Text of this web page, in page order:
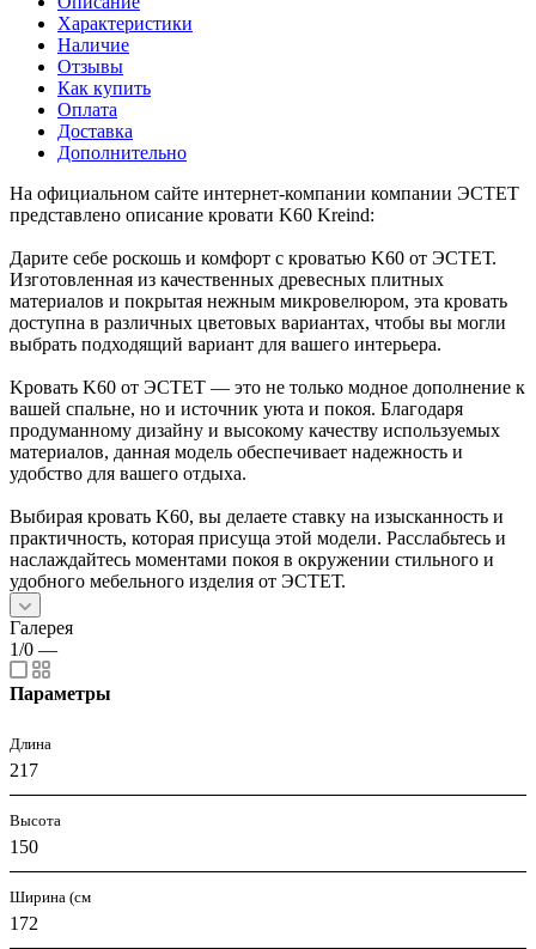
Характеристики
Наличие
Отзывы
Как купить
Оплата
Доставка
Дополнительно
На официальном сайте интернет-компании компании ЭСТЕТ
представлено описание кровати K60 Kreind:
Дарите себе роскошь и комфорт с кроватью K60 от ЭСТЕТ.
Изготовленная из качественных древесных плитных
материалов и покрытая нежным микровелюром, эта кровать
доступна в различных цветовых вариантах, чтобы вы могли
выбрать подходящий вариант для вашего интерьера.
Kровать K60 от ЭСТЕТ — это не только модное дополнение к
вашей спальне, но и источник уюта и покоя. Благодаря
продуманному дизайну и высокому качеству используемых
материалов, данная модель обеспечивает надежность и
удобство для вашего отдыха.
Выбирая кровать K60, вы делаете ставку на изысканность и
практичность, которая присуща этой модели. Расслабьтесь и
наслаждайтесь моментами покоя в окружении стильного и
удобного мебельного изделия от ЭСТЕТ.
Галерея
1/0 —
Параметры
Длина
217
Высота
150
Ширина (см
172